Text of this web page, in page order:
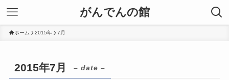
がんでんの館
ホーム 2015年 7月
2015年7月 – date –